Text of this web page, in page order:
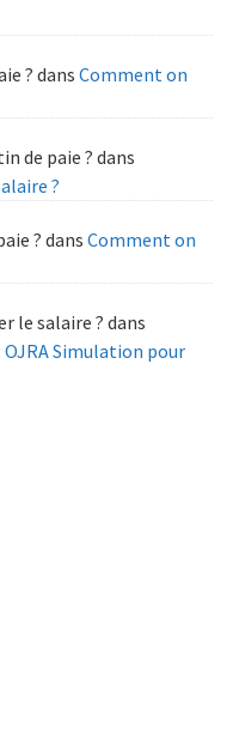
? dans Comment on
de paie ?dans
?
?dans Comment on
le salaire ? dans
Simulation pour